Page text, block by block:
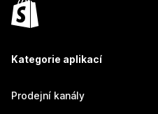
Kategorie aplikací
Prodejní kanály